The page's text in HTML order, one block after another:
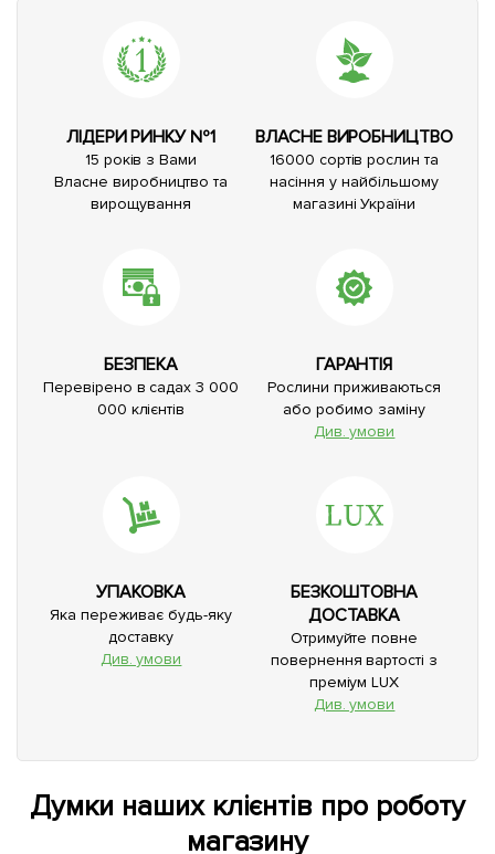
ЛІДЕРИ РИНКУ №1
15 років з Вами
Власне виробництво та
вирощування
ВЛАСНЕ ВИРОБНИЦТВО
16000 сортів рослин та
насіння у найбільшому
магазині України
БЕЗПЕКА
Перевірено в садах 3 000
000 клієнтів
ГАРАНТІЯ
Рослини приживаються
або робимо заміну
Див. умови
УПАКОВКА
Яка переживає будь-яку
доставку
Див. умови
БЕЗКОШТОВНА
ДОСТАВКА
Отримуйте повне
повернення вартості з
преміум LUX
Див. умови
Думки наших клієнтів про роботу
магазину